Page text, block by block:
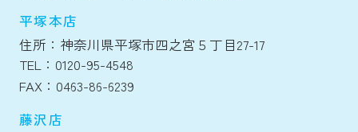
平塚本店
住所：神奈川県平塚市四之宮５丁目27-17
TEL：0120-95-4548
FAX：0463-86-6239
藤沢店